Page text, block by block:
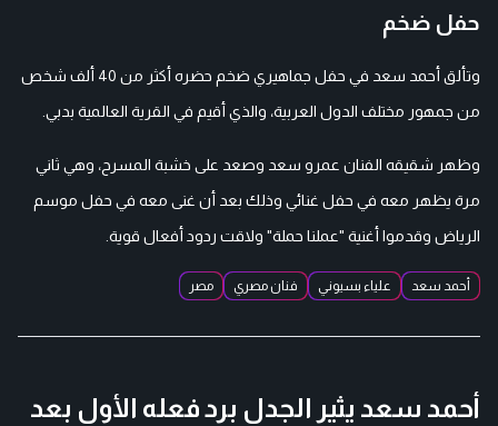
حفل ضخم
وتألق أحمد سعد في حفل جماهيري ضخم حضره أكثر من 40 ألف شخص
من جمهور مختلف الدول العربية، والذي أقيم في القرية العالمية بدبي.
وظهر شقيقه الفنان عمرو سعد وصعد على خشبة المسرح، وهي ثاني
مرة يظهر معه في حفل غنائي وذلك بعد أن غنى معه في حفل موسم
الرياض وقدموا أغنية "عملنا حملة" ولاقت ردود أفعال قوية.
أحمد سعد علياء بسيوني فنان مصري مصر
أحمد سعد يثير الجدل برد فعله الأول بعد